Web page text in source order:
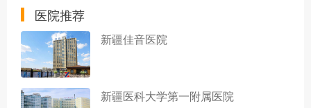
医院推荐
新疆佳音医院
新疆医科大学第一附属医院